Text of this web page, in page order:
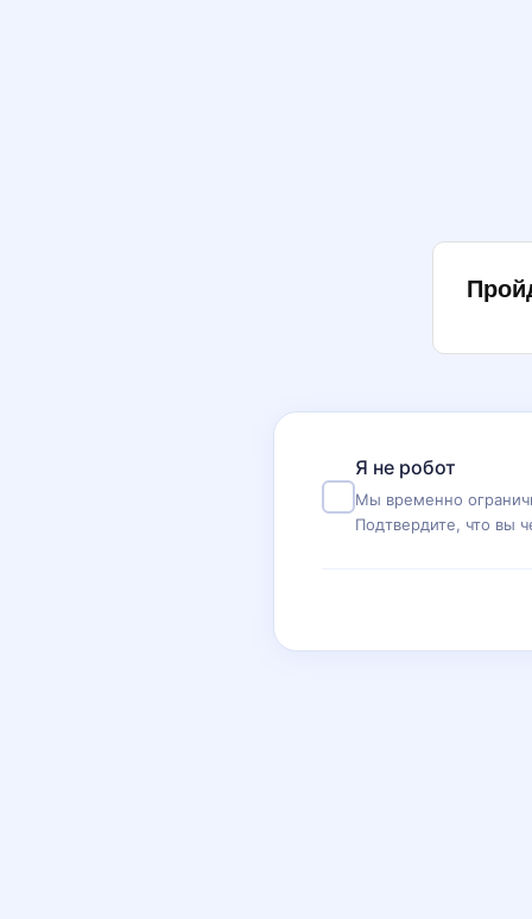
Я не робот
Мы временно
Подтвердите, что вы